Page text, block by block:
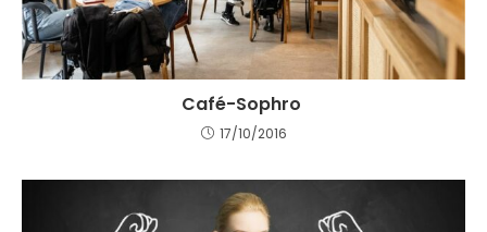
Café-Sophro
17/10/2016